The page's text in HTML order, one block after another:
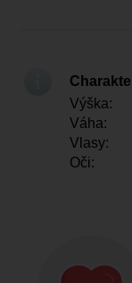
Výška:
Váha:
Vlasy:
Oči: